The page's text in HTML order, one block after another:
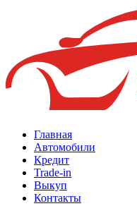
Главная
Автомобили
Кредит
Trade-in
Выкуп
Контакты